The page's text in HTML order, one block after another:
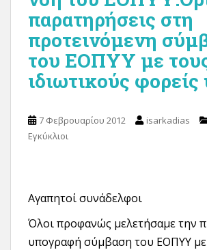
παρατηρήσεις στη
προτεινόμενη
του ΕΟΠΥΥ με
ιδιωτικούς φορείς
7 Φεβρουαρίου 2012 isarkadias
Εγκύκλιοι
Αγαπητοί συνάδελφοι
Όλοι προφανώς μελετήσαμε την
υπογραφή σύμβαση του ΕΟΠΥΥ με